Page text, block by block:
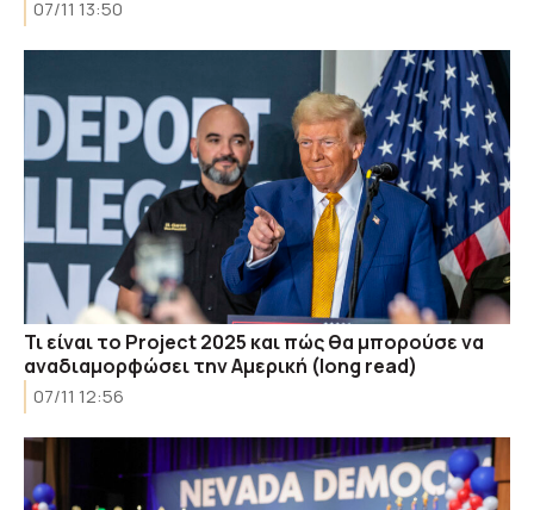
07/11 13:50
Τι είναι το Project 2025 και πώς θα μπορούσε να
αναδιαμορφώσει την Αμερική (long read)
07/11 12:56